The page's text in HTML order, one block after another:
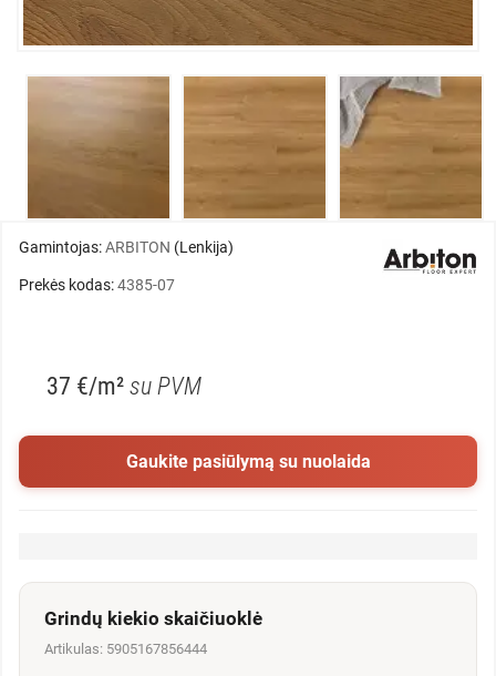
Gamintojas:ARBITON (Lenkija)
Prekės kodas:4385-07
37 €/m² su PVM
Gaukite pasiūlymą su nuolaida
Grindų kiekio skaičiuoklė
Artikulas: 5905167856444